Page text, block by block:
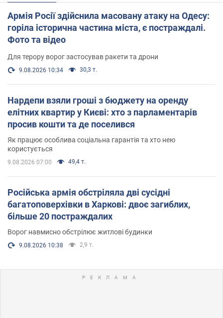
Армія Росії здійснила масовану атаку на Одесу:
горіла історична частина міста, є постраждалі.
Фото та відео
Для терору ворог застосував ракети та дрони
9.08.2026 10:34 30,3 т.
Нардепи взяли гроші з бюджету на оренду
елітних квартир у Києві: хто з парламентарів
просив кошти та де поселився
Як працює особлива соціальна гарантія та хто нею
користується
9.08.2026 07:00 49,4 т.
Російська армія обстріляла дві сусідні
багатоповерхівки в Харкові: двоє загиблих,
більше 20 постраждалих
Ворог навмисно обстрілює житлові будинки
9.08.2026 10:38 2,9 т.